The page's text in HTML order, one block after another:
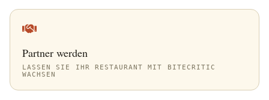
Partner werden
LASSEN SIE IHR RESTAURANT MIT BITECRITIC
WACHSEN